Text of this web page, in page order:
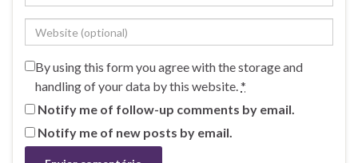
By using this form you agree with the storage and
handling of your data by this website.*
Notify me of follow-up comments by email.
Notify me of new posts by email.